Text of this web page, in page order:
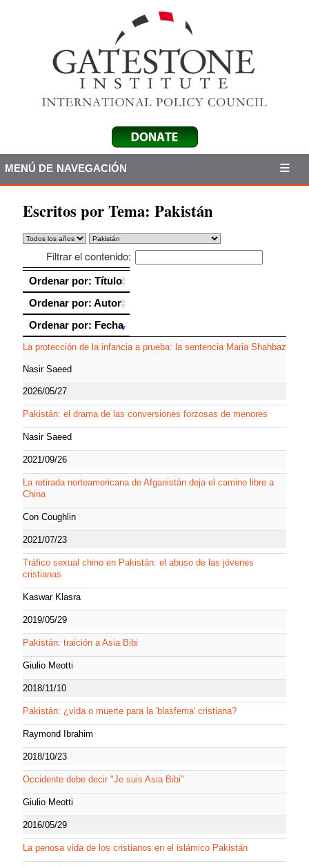
MENÚ DE NAVEGACIÓN
Escritos por Tema: Pakistán
Filtrar el contenido:
Ordenar por: Título
Ordenar por: Autor
Ordenar por: Fecha
La protección de la infancia a prueba: la sentencia Maria Shahbaz
Nasir Saeed
2026/05/27
Pakistán: el drama de las conversiones forzosas de menores
Nasir Saeed
2021/09/26
La retirada norteamericana de Afganistán deja el camino libre a
China
Con Coughlin
2021/07/23
Tráfico sexual chino en Pakistán: el abuso de las jóvenes
cristianas
Kaswar Klasra
2019/05/29
Pakistán: traición a Asia Bibi
Giulio Meotti
2018/11/10
Pakistán: ¿vida o muerte para la 'blasfema' cristiana?
Raymond Ibrahim
2018/10/23
Occidente debe decir "Je suis Asia Bibi"
Giulio Meotti
2016/05/29
La penosa vida de los cristianos en el islámico Pakistán
Ordenar por: Título
Ordenar por: Autor
Ordenar por: Fecha